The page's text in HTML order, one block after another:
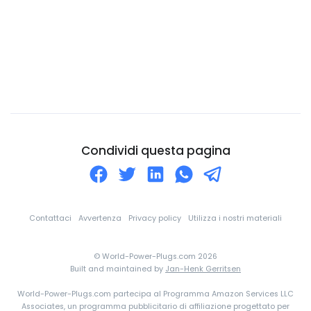
Costa Rica
Danimarca
Condividi questa pagina
Contattaci Avvertenza Privacy policy Utilizza i nostri materiali
© World-Power-Plugs.com 2026
Built and maintained by Jan-Henk Gerritsen
World-Power-Plugs.com partecipa al Programma Amazon Services LLC
Associates, un programma pubblicitario di affiliazione progettato per